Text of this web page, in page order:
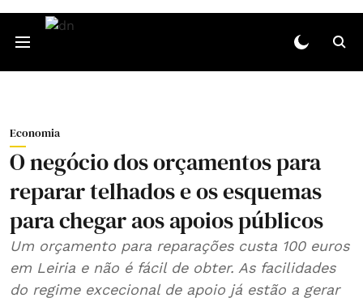
Economia
O negócio dos orçamentos para
reparar telhados e os esquemas
para chegar aos apoios públicos
Um orçamento para reparações custa 100 euros
em Leiria e não é fácil de obter. As facilidades
do regime excecional de apoio já estão a gerar